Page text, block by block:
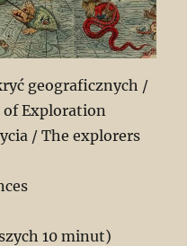
geograficznych /
of Exploration
/ The explorers
10 minut)